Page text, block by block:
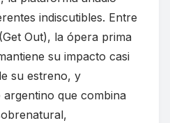
indiscutibles. Entre
(Get Out), la ópera prima
su impacto casi
su estreno, y
argentino que combina